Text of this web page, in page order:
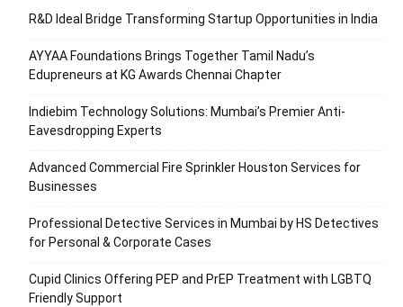
R&D Ideal Bridge Transforming Startup Opportunities in India
AYYAA Foundations Brings Together Tamil Nadu’s
Edupreneurs at KG Awards Chennai Chapter
Indiebim Technology Solutions: Mumbai’s Premier Anti-
Eavesdropping Experts
Advanced Commercial Fire Sprinkler Houston Services for
Businesses
Professional Detective Services in Mumbai by HS Detectives
for Personal & Corporate Cases
Cupid Clinics Offering PEP and PrEP Treatment with LGBTQ
Friendly Support